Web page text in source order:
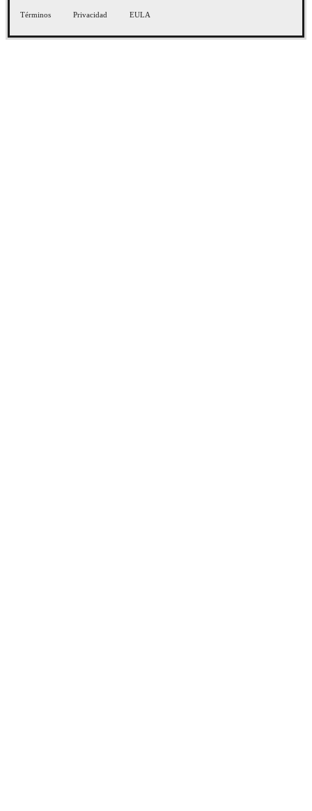
Términos Privacidad EULA